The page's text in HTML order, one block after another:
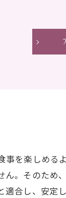
を楽しめ
。そのた
合し、安